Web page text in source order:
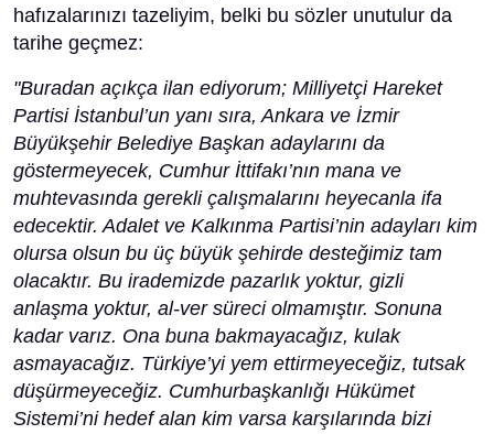
hafızalarınızı tazeliyim, belki bu sözler unutulur da
tarihe geçmez:
"Buradan açıkça ilan ediyorum; Milliyetçi Hareket
Partisi İstanbul’un yanı sıra, Ankara ve İzmir
Büyükşehir Belediye Başkan adaylarını da
göstermeyecek, Cumhur İttifakı’nın mana ve
muhtevasında gerekli çalışmalarını heyecanla ifa
edecektir. Adalet ve Kalkınma Partisi’nin adayları kim
olursa olsun bu üç büyük şehirde desteğimiz tam
olacaktır. Bu irademizde pazarlık yoktur, gizli
anlaşma yoktur, al-ver süreci olmamıştır. Sonuna
kadar varız. Ona buna bakmayacağız, kulak
asmayacağız. Türkiye’yi yem ettirmeyeceğiz, tutsak
düşürmeyeceğiz. Cumhurbaşkanlığı Hükümet
Sistemi’ni hedef alan kim varsa karşılarında bizi